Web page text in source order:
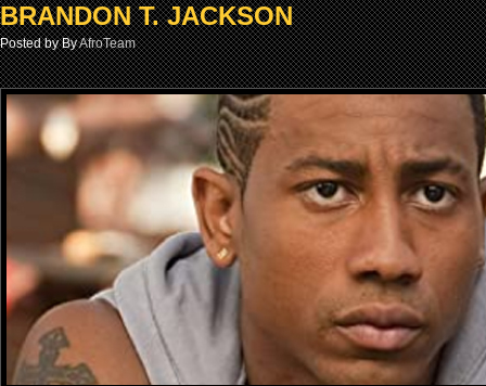
BRANDON T. JACKSON
Posted by ByAfroTeam